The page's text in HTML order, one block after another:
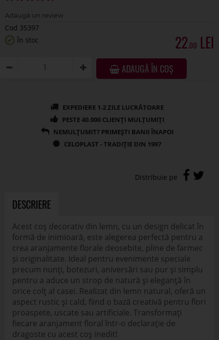
Cod 35397
În stoc
22.00
ADAUGĂ ÎN COȘ
DESCRIERE
Acest coș decorativ din lemn, cu un design delicat în
formă de inimioară, este alegerea perfectă pentru a
crea aranjamente florale deosebite, pline de farmec
și originalitate. Ideal pentru evenimente speciale
precum nunți, botezuri, aniversări sau pur și simplu
pentru a aduce un strop de natură și eleganță în
orice colț al casei. Realizat din lemn natural, oferă un
aspect rustic și cald, fiind o bază creativă pentru flori
proaspete, uscate sau artificiale. Transformați
fiecare aranjament floral într-o declarație de
dragoste cu acest coș inedit!